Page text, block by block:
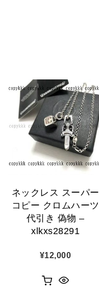
ネックレス スーパー
コピー クロムハーツ
代引き 偽物 –
xlkxs28291
¥12,000